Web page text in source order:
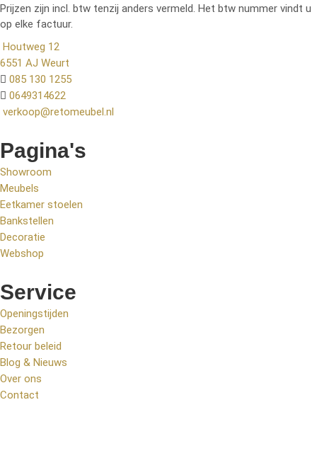
Prijzen zijn incl. btw tenzij anders vermeld. Het btw nummer vindt u
op elke factuur.
Houtweg 12
6551 AJ Weurt
085 130 1255
0649314622
verkoop@retomeubel.nl
Pagina's
Showroom
Meubels
Eetkamer stoelen
Bankstellen
Decoratie
Webshop
Service
Openingstijden
Bezorgen
Retour beleid
Blog & Nieuws
Over ons
Contact